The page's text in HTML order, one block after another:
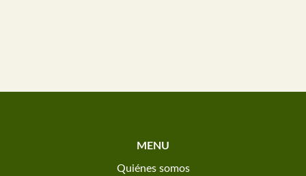
MENU
Quiénes somos